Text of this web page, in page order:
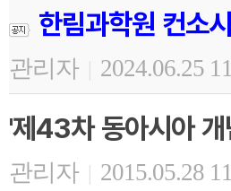
한림과학원 컨소
관리자 | 2024.06.25
'제43차 동아시아
관리자 | 2015.05.28